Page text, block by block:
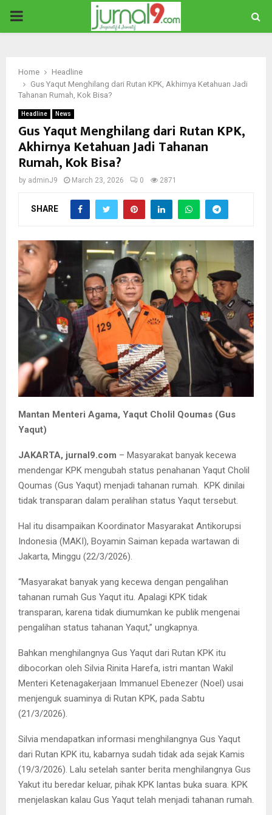
PRIMARY
Home
Headline
Gus Yaqut Menghilang dari Rutan KPK, Akhirnya Ketahuan Jadi
Tahanan Rumah, Kok Bisa?
Headline News
Gus Yaqut Menghilang dari Rutan KPK,
Akhirnya Ketahuan Jadi Tahanan
Rumah, Kok Bisa?
by adminJ9 March 23, 2026 0 2871
SHARE
Mantan Menteri Agama, Yaqut Cholil Qoumas (Gus
Yaqut)
JAKARTA, jurnal9.com – Masyarakat banyak kecewa
mendengar KPK mengubah status penahanan Yaqut Cholil
Qoumas (Gus Yaqut) menjadi tahanan rumah. KPK dinilai
tidak transparan dalam peralihan status Yaqut tersebut.
Hal itu disampaikan Koordinator Masyarakat Antikorupsi
Indonesia (MAKI), Boyamin Saiman kepada wartawan di
Jakarta, Minggu (22/3/2026).
“Masyarakat banyak yang kecewa dengan pengalihan
tahanan rumah Gus Yaqut itu. Apalagi KPK tidak
transparan, karena tidak diumumkan ke publik mengenai
pengalihan status tahanan Yaqut,” ungkapnya.
Bahkan menghilangnya Gus Yaqut dari Rutan KPK itu
dibocorkan oleh Silvia Rinita Harefa, istri mantan Wakil
Menteri Ketenagakerjaan Immanuel Ebenezer (Noel) usai
menjenguk suaminya di Rutan KPK, pada Sabtu
(21/3/2026).
Silvia mendapatkan informasi menghilangnya Gus Yaqut
dari Rutan KPK itu, kabarnya sudah tidak ada sejak Kamis
(19/3/2026). Lalu setelah santer berita menghilangnya Gus
Yakut itu beredar keluar, pihak KPK lantas buka suara. KPK
menjelaskan kalau Gus Yaqut telah menjadi tahanan rumah.